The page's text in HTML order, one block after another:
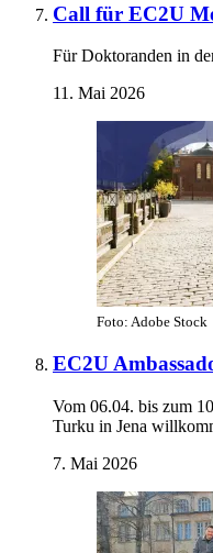
Call für EC2U
Für Doktoranden in
11. Mai 2026
Foto: Adobe Stock
EC2U
Vom 06.04. bis zum
Turku in Jena
7. Mai 2026